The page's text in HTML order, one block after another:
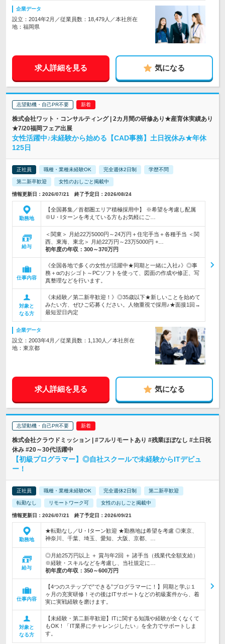
企業データ
設立：2014年2月／従業員数：18,479人／本社所在
地：福岡県
求人詳細を見る 気になる
志望動機・自己PR不要
株式会社ワット・コンサルティング | 2カ月間の研修あり★産育休実績あり
★7/20福岡フェア出展
女性活躍中♪未経験から始める【CAD事務】土日祝休み★年休
125日
正社員 職種・業種未経験OK 完全週休2日制 学歴不問
第二新卒歓迎 女性のおしごと掲載中
情報更新日：2026/07/21 終了予定日：2026/08/24
勤務地
【全国募集／首都圏エリア積極採用中】 ※希望を考慮し配属
※U・Iターンを考えている方もお気軽にご…
給与
＜関東＞ 月給22万5000円～24万円＋住宅手当＋各種手当 ＜関
西、東海、東北＞ 月給22万円～23万5000円 +…
初年度の年収： 300～370万円
仕事内容
《全国各地で多くの女性が活躍中★同期と一緒に入社♪》◎事
務＋αのおシゴト～PCソフトを使って、図面の作成や修正、写
真整理などを行います。
対象と
なる方
《未経験／第二新卒歓迎！》◎35歳以下★新しいことを始めて
みたい方、ぜひご応募ください。人物重視で採用♪★面接1回→
最短翌日内定
企業データ
設立：2003年4月／従業員数：1,130人／本社所在
地：東京都
求人詳細を見る 気になる
志望動機・自己PR不要
株式会社クラウドミッション | #フルリモートあり #残業ほぼなし #土日祝
休み #20～30代活躍中
【初級プログラマー】◎自社スクールで未経験からITデビュ
ー！
正社員 職種・業種未経験OK 完全週休2日制 第二新卒歓迎
転勤なし リモートワーク可 女性のおしごと掲載中
情報更新日：2026/07/21 終了予定日：2026/09/21
勤務地
★転勤なし／U・Iターン歓迎 ★勤務地は希望を考慮 ◎東京、
神奈川、千葉、埼玉、愛知、大阪、京都、…
給与
◎月給25万円以上 ＋ 賞与年2回 ＋ 諸手当（残業代全額支給）
※経験・スキルなどを考慮し、当社規定に…
初年度の年収： 350～600万円
仕事内容
【4つのステップで”できる”プログラマーに！】同期と学ぶ１
ヶ月の充実研修！その後はITサポートなどの初級案件から、着
実に実戦経験を磨けます。
対象と
なる方
【未経験・第二新卒歓迎】ITに関する知識や経験が全くなくて
もOK！「IT業界にチャレンジしたい」を全力でサポートしま
す。